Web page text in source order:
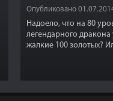
Опубликовано
Надоело, что на 80
легендарного
жалкие 100 золотых?